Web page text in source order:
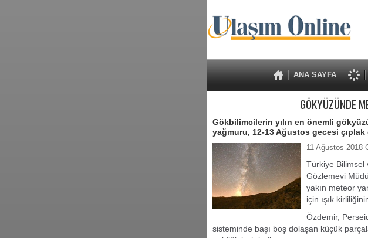
ANA SAYFA
GÖKYÜZÜNDE
Gökbilimcilerin yılın en önemli
yağmuru, 12-13 Ağustos gecesi
11 Ağustos 2018
Türkiye Bilimsel
Gözlemevi
yakın meteor
için ışık
Özdemir,
sisteminde başı boş dolaşan küçük